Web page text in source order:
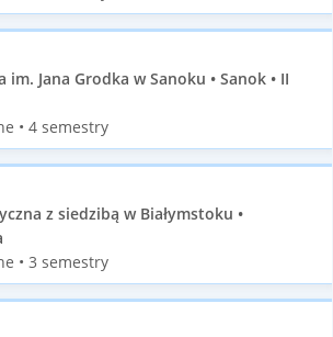
im. Jana Grodka w Sanoku • Sanok • II
• 4 semestry
z siedzibą w Białymstoku •
• 3 semestry